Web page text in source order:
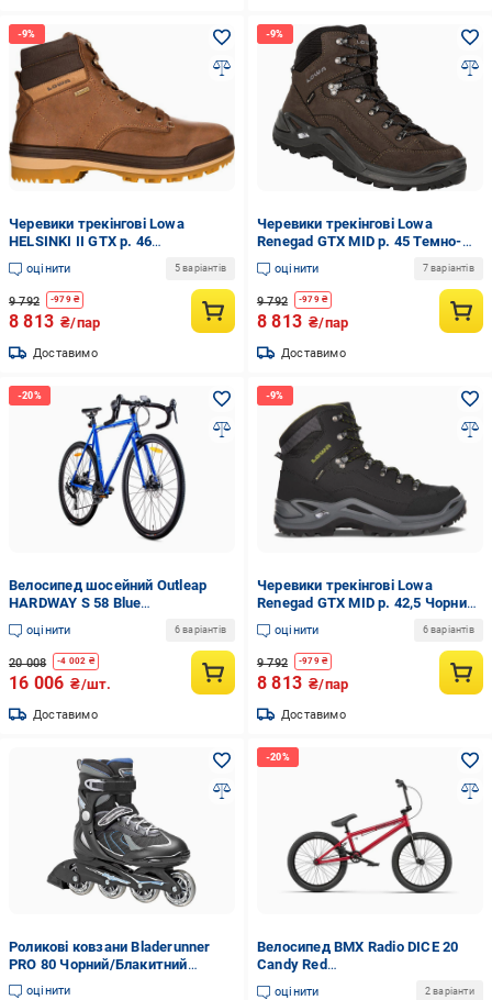
Черевики трекінгові Lowa
HELSINKI II GTX р. 46
Коричневий
(UF476BC8023755.60)
оцінити 5 варіантів
9 792 -979₴
8 813 ₴/пар
Доставимо
Черевики трекінгові Lowa
Renegad GTX MID р. 45 Темно-
коричневий/Чорний
(UFA76B7E83755.AF8)
оцінити 7 варіантів
9 792 -979₴
8 813 ₴/пар
Доставимо
Велосипед шосейний Outleap
HARDWAY S 58 Blue
(UEX6FDCD4739F54.7-2)
оцінити 6 варіантів
20 008 -4 002 ₴
16 006 ₴/шт.
Доставимо
Черевики трекінгові Lowa
Renegad GTX MID р. 42,5 Чорний
(U8M76B7E83754.40751)
оцінити 6 варіантів
9 792 -979₴
8 813 ₴/пар
Доставимо
Роликові ковзани Bladerunner
PRO 80 Чорний/Блакитний
(U18704236768.4204)
оцінити
Велосипед BMX Radio DICE 20
Candy Red
(UF26F593A239854.4003)
оцінити 2 варіанти